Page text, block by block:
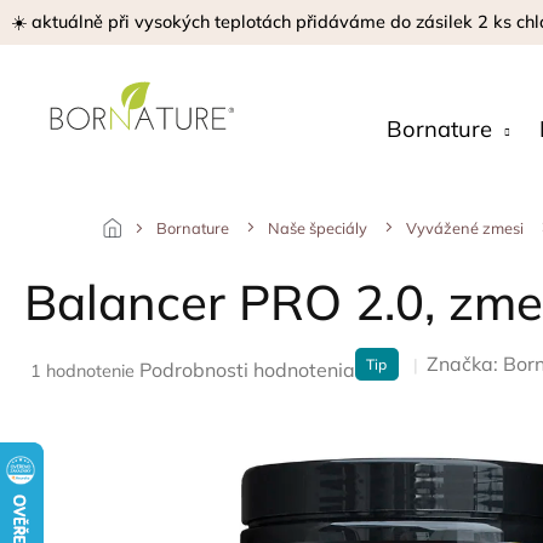
Prejsť
na
☀️ aktuálně při vysokých teplotách přidáváme do zásilek 2 ks
Bornature
Bornature Naše špeciály Vyvážené zmesi
Balancer PRO 2.0,
Tip
Priemerné
je
5,0
z
5
1 hodnotenie Podrobnosti hodnotenia Značka: